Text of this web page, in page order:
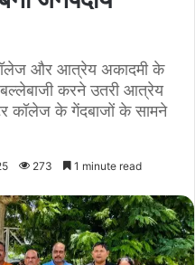
और आत्रेय अकादमी के
करने उतरी आत्रेय
कॉलेज के गेंदबाजों के सामने
273 1 minute read